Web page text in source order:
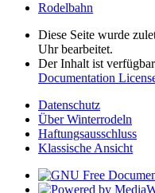
Rodelbahn
Diese Seite wurde
Uhr bearbeitet.
Der Inhalt ist
Documentation
Datenschutz
Über Winterrodeln
Haftungsausschluss
Klassische Ansicht